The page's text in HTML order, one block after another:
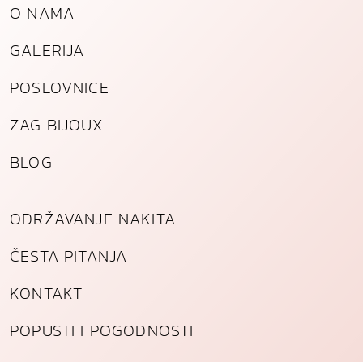
l
k
k
l
č
a
O NAMA
GALERIJA
POSLOVNICE
ZAG BIJOUX
BLOG
ODRŽAVANJE NAKITA
ČESTA PITANJA
KONTAKT
POPUSTI I POGODNOSTI